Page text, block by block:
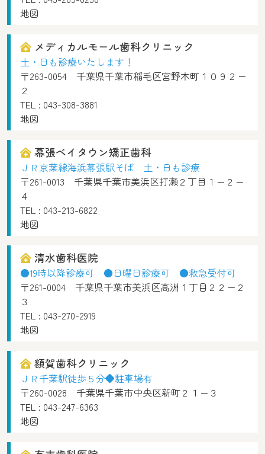
地図
メディカルモール歯科クリニック
土・日も診療いたします！
〒263-0054 千葉県千葉市稲毛区宮野木町１０９２ー
２
TEL : 043-308-3881
地図
幕張ベイタウン矯正歯科
ＪＲ京葉線海浜幕張駅そば 土・日も診療
〒261-0013 千葉県千葉市美浜区打瀬２丁目１ー２ー
４
TEL : 043-213-6822
地図
清水歯科医院
●19時以降診療可 ●日曜日診療可 ●救急受付可
〒261-0004 千葉県千葉市美浜区高洲１丁目２２ー２
３
TEL : 043-270-2919
地図
額賀歯科クリニック
ＪＲ千葉駅徒歩５分◆駐車場有
〒260-0028 千葉県千葉市中央区新町２１ー３
TEL : 043-247-6363
地図